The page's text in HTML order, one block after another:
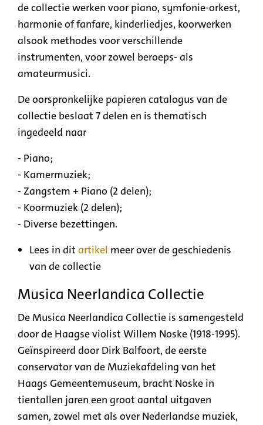
de collectie werken voor piano, symfonie-orkest,
harmonie of fanfare, kinderliedjes, koorwerken
alsook methodes voor verschillende
instrumenten, voor zowel beroeps- als
amateurmusici.
De oorspronkelijke papieren catalogus van de
collectie beslaat 7 delen en is thematisch
ingedeeld naar
- Piano;
- Kamermuziek;
- Zangstem + Piano (2 delen);
- Koormuziek (2 delen);
- Diverse bezettingen.
Lees in dit artikel meer over de geschiedenis
van de collectie
Musica Neerlandica Collectie
De Musica Neerlandica Collectie is samengesteld
door de Haagse violist Willem Noske (1918-1995).
Geïnspireerd door Dirk Balfoort, de eerste
conservator van de Muziekafdeling van het
Haags Gemeentemuseum, bracht Noske in
tientallen jaren een groot aantal uitgaven
samen, zowel met als over Nederlandse muziek,